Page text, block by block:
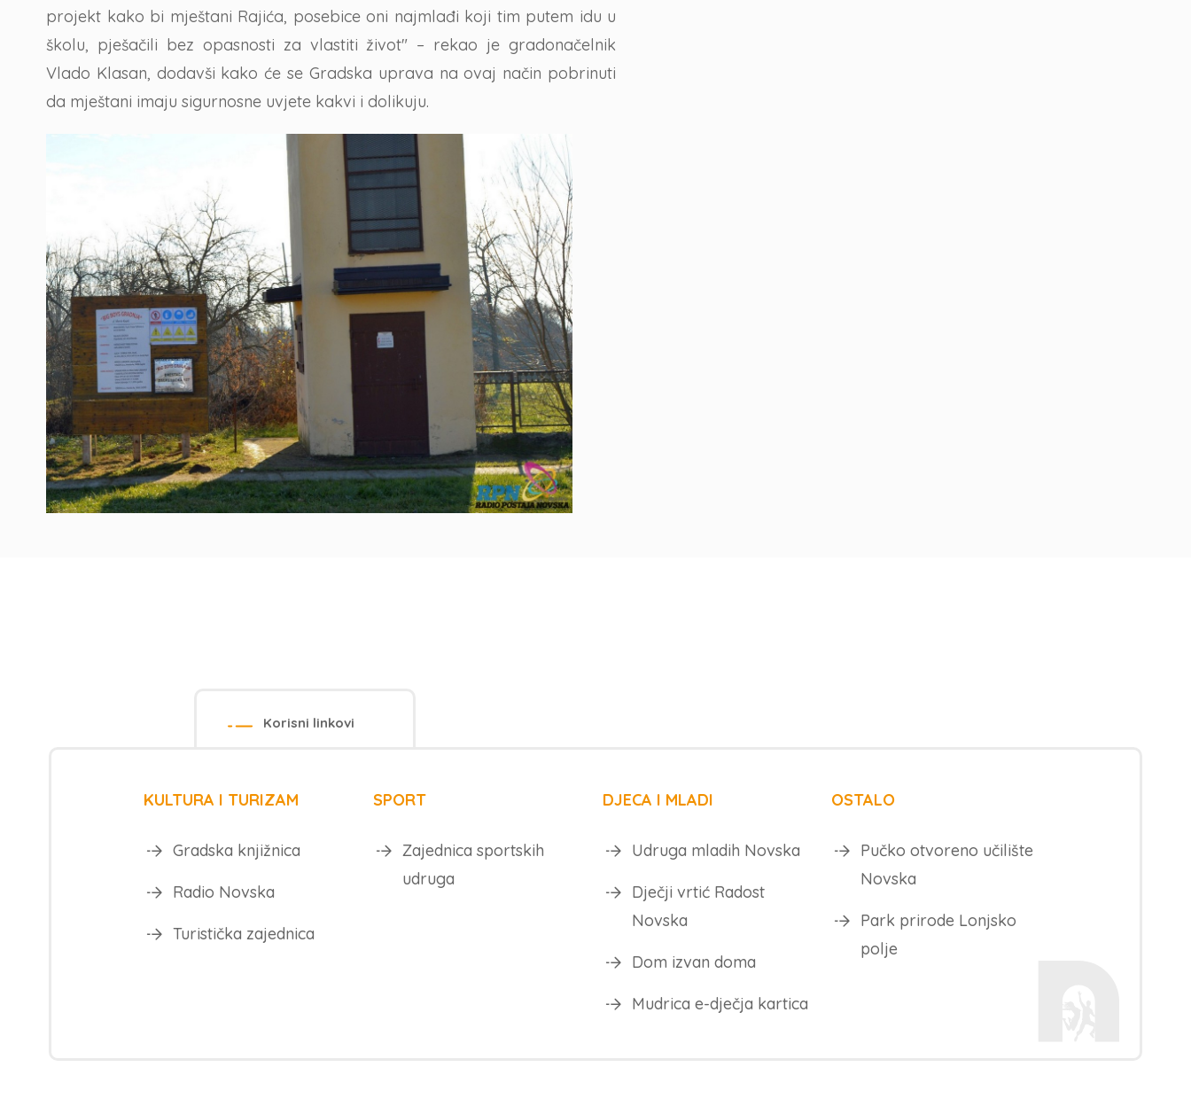
projekt kako bi mještani Rajića, posebice oni najmlađi koji tim putem idu u
školu, pješačili bez opasnosti za vlastiti život" – rekao je gradonačelnik
Vlado Klasan, dodavši kako će se Gradska uprava na ovaj način pobrinuti
da mještani imaju sigurnosne uvjete kakvi i dolikuju.
Korisni linkovi
KULTURA I TURIZAM
Gradska knjižnica
Radio Novska
Turistička zajednica
SPORT
Zajednica sportskih
udruga
DJECA I MLADI
Udruga mladih Novska
Dječji vrtić Radost
Novska
Dom izvan doma
Mudrica e-dječja kartica
OSTALO
Pučko otvoreno učilište
Novska
Park prirode Lonjsko
polje